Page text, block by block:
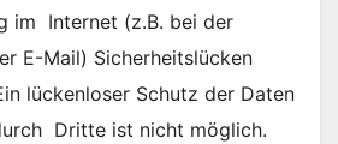
im Internet (z.B. bei der
E-Mail) Sicherheitslücken
lückenloser Schutz der Daten
Dritte ist nicht möglich.